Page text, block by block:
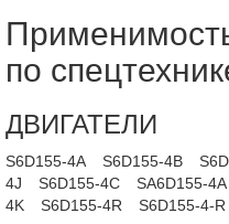
по
ДВИГАТЕЛИ
S6D155-4A S6D155-4B
4J
S6D155-4C SA6D155-4A
4K
S6D155-4R S6D155-4-R